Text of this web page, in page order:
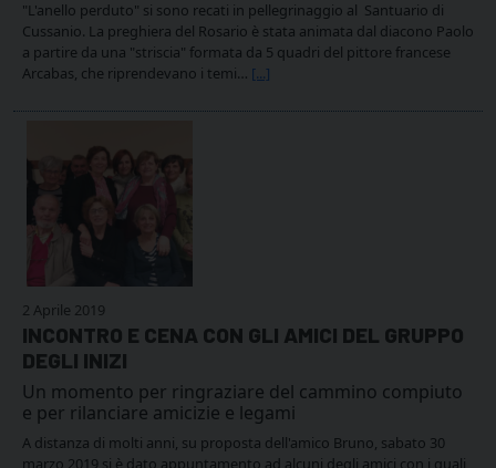
"L'anello perduto" si sono recati in pellegrinaggio al Santuario di
Cussanio. La preghiera del Rosario è stata animata dal diacono Paolo
a partire da una "striscia" formata da 5 quadri del pittore francese
Arcabas, che riprendevano i temi… [...]
2 Aprile 2019
INCONTRO E CENA CON GLI AMICI DEL GRUPPO
DEGLI INIZI
Un momento per ringraziare del cammino compiuto
e per rilanciare amicizie e legami
A distanza di molti anni, su proposta dell'amico Bruno, sabato 30
marzo 2019 si è dato appuntamento ad alcuni degli amici con i quali